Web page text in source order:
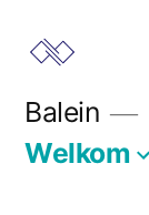
naar
inhoud
Balein
Welkom